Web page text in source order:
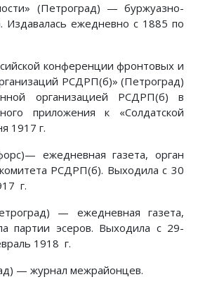
(Петроград) — буржуазно-
Издавалась ежедневно с 1885 по
конференции фронтовых и
РСДРП(б)» (Петроград)
организацией РСДРП(б) в
приложения к «Солдатской
1917 г.
ежедневная газета, орган
комитета РСДРП(б). Выходила с 30
г.
— ежедневная газета,
партии эсеров. Выходила с 29-
1918 г.
— журнал межрайонцев.